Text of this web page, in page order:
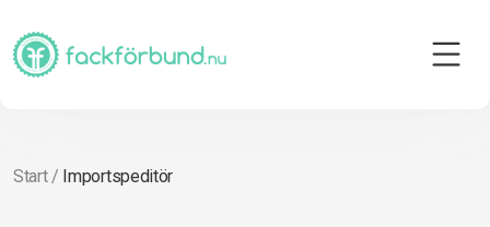
Start/ Importspeditör